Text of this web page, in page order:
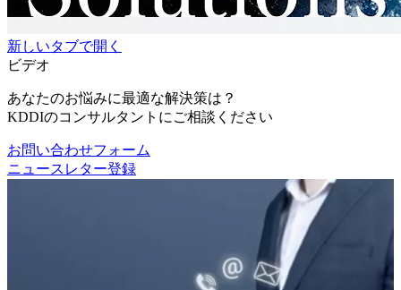
新しいタブで開く
ビデオ
あなたのお悩みに最適な解決策は？
KDDIのコンサルタントにご相談ください
お問い合わせフォーム
ニュースレター登録